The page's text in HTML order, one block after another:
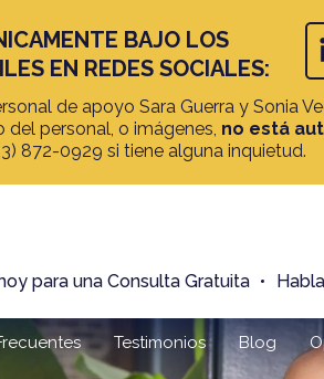
BAJO LOS
EN REDES SOCIALES:
de apoyo Sara Guerra y Sonia
personal, o imágenes, no está
872-0929 si tiene alguna inquietud.
para una Consulta Gratuita
Testimonios Blog